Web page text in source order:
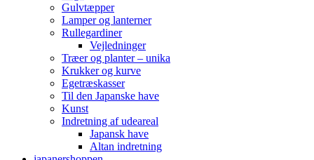
Gulvtæpper
Lamper og lanterner
Rullegardiner
Vejledninger
Træer og planter – unika
Krukker og kurve
Egetræskasser
Til den Japanske have
Kunst
Indretning af udeareal
Japansk have
Altan indretning